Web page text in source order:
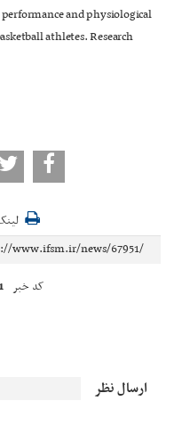
and physiological
athletes. Research
کد خبر
ارسال نظر